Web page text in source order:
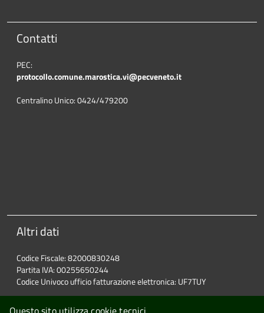
Contatti
PEC:
protocollo.comune.marostica.vi@pecveneto.it
Centralino Unico: 0424/479200
Altri dati
Codice Fiscale: 82000830248
Partita IVA: 00255650244
Codice Univoco ufficio fatturazione elettronica: UF7TUY